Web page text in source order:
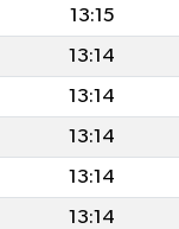
13:15
13:14
13:14
13:14
13:14
13:14